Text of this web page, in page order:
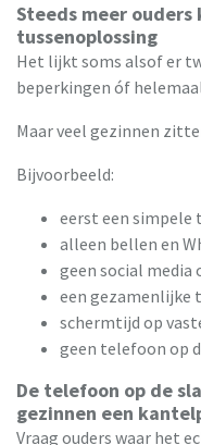
Steeds meer ouders
tussenoplossing
Het lijkt soms alsof er
beperkingen óf
Maar veel gezinnen
Bijvoorbeeld:
eerst een simpele
alleen bellen en
geen social media
een gezamenlijke
schermtijd op
geen telefoon op
De telefoon op de
gezinnen een
Vraag ouders waar het